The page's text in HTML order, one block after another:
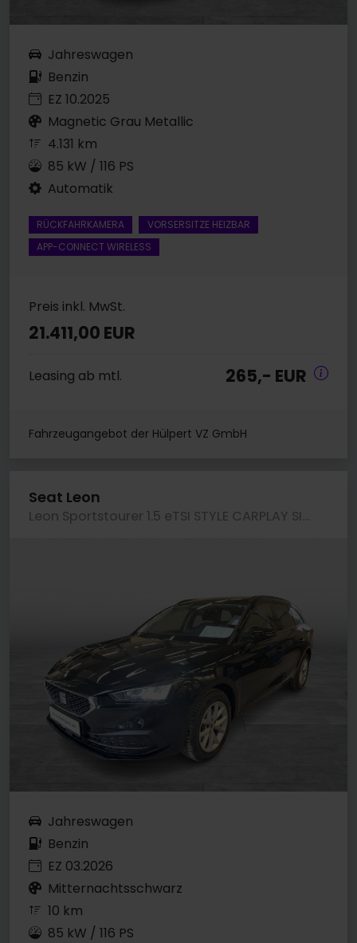
Jahreswagen
Benzin
EZ 10.2025
Magnetic Grau Metallic
4.131 km
85 kW / 116 PS
Automatik
RÜCKFAHRKAMERA
VORSERSITZE HEIZBAR
APP-CONNECT WIRELESS
Preis inkl. MwSt.
21.411,00 EUR
Leasing ab mtl. 265,- EUR
Fahrzeugangebot der Hülpert VZ GmbH
Seat Leon
Leon Sportstourer 1.5 eTSI STYLE CARPLAY SITZHZG
Jahreswagen
Benzin
EZ 03.2026
Mitternachtsschwarz
10 km
85 kW / 116 PS